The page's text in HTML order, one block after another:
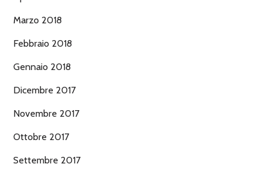
Marzo 2018
Febbraio 2018
Gennaio 2018
Dicembre 2017
Novembre 2017
Ottobre 2017
Settembre 2017